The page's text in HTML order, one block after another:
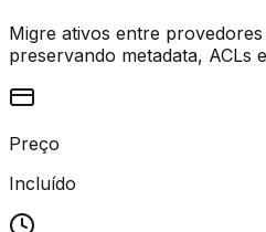
Migre ativos entre
preservando metadata, ACLs
Preço
Incluído